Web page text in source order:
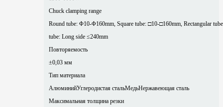
Chuck clamping range
Round tube: Φ10-Φ160mm, Square tube: □10-□160mm, Rectangular
tube: Long side ≤240mm
Повторяемость
±0,03 мм
Тип материала
АлюминийУглеродистая стальМедьНержавеющая сталь
Максимальная толщина резки